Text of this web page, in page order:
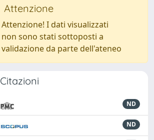
Attenzione
Attenzione! I dati visualizzati
non sono stati sottoposti a
validazione da parte dell'ateneo
Citazioni
ND
ND